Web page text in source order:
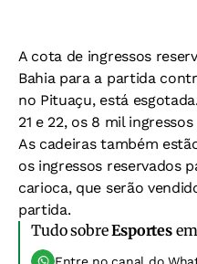
A cota de ingressos
Bahia para a partida
no Pituaçu, está
21 e 22, os 8 mil
As cadeiras também
os ingressos reservados
carioca, que serão
partida.
Tudo sobreEsportes